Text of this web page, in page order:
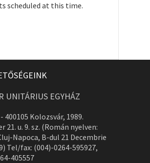
scheduled at this time.
UNITÁRIUS EGYHÁZ
- 400105 Kolozsvár, 1989.
21. u. 9. sz. (Román nyelven:
Napoca, B-dul 21 Decembrie
Tel/fax: (004)-0264-595927,
405557